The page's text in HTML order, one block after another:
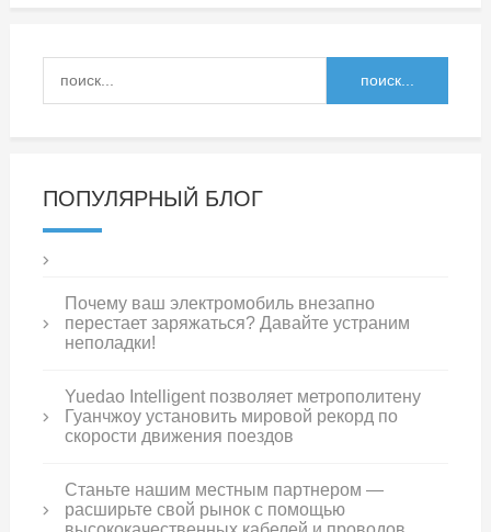
ПОПУЛЯРНЫЙ БЛОГ
Почему ваш электромобиль внезапно
перестает заряжаться? Давайте устраним
неполадки!
Yuedao Intelligent позволяет метрополитену
Гуанчжоу установить мировой рекорд по
скорости движения поездов
Станьте нашим местным партнером —
расширьте свой рынок с помощью